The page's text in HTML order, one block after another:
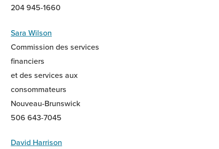
204 945-1660
Sara Wilson
Commission des services
financiers
et des services aux
consommateurs
Nouveau-Brunswick
506 643-7045
David Harrison